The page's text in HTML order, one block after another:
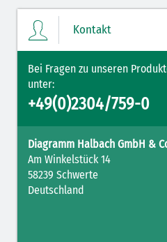
Kontakt
Bei Fragen zu unseren
unter:
+49(0)2304/759-0
Diagramm Halbach GmbH &
Am Winkelstück 14
58239 Schwerte
Deutschland